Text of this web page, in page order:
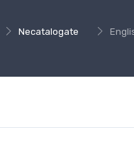
Necatalogate